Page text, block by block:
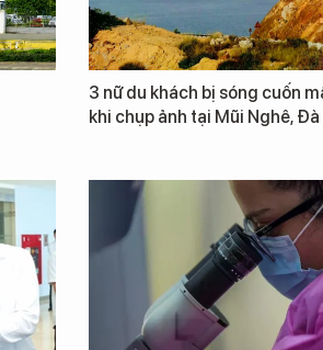
3 nữ du khách bị sóng cuốn
khi chụp ảnh tại Mũi Nghê, Đà